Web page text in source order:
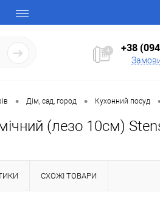
+38
• Дім, сад, город • Кухонний посуд
(лезо 10см)
СХОЖІ ТОВАРИ